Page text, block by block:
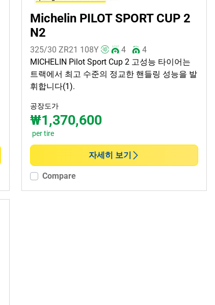
Michelin PILOT SPORT CUP 2
N2
325/30 ZR21 108Y 4
4
MICHELIN Pilot Sport Cup 2 고성능 타이어는
트랙에서 최고 수준의 정교한 핸들링 성능을 발
휘합니다(1).
공장도가
₩1,370,600
per tire
자세히 보기
Compare